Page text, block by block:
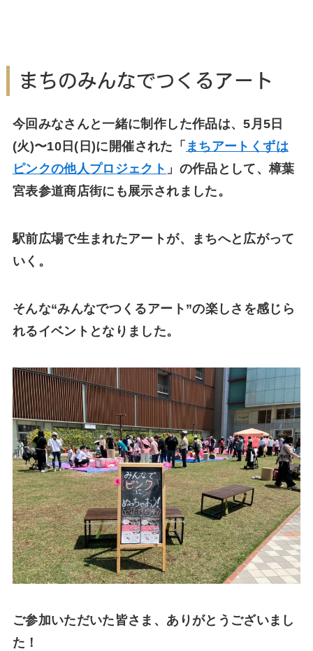
まちのみんなでつくるアート
今回みなさんと一緒に制作した作品は、5月5日
(火)〜10日(日)に開催された「 まちアートくずは
ピンクの他人プロジェクト 」の作品として、樟葉
宮表参道商店街にも展示されました。
駅前広場で生まれたアートが、まちへと広がって
いく。
そんな“みんなでつくるアート”の楽しさを感じら
れるイベントとなりました。
ご参加いただいた皆さま、ありがとうございまし
た！